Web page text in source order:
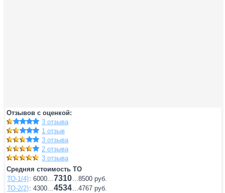
Отзывов с оценкой:
3 отзыва
1 отзыв
3 отзыва
2 отзыва
3 отзыва
Средняя стоимость ТО
ТО-1(4): 6000...7310...8500 руб.
ТО-2(2): 4300...4534...4767 руб.